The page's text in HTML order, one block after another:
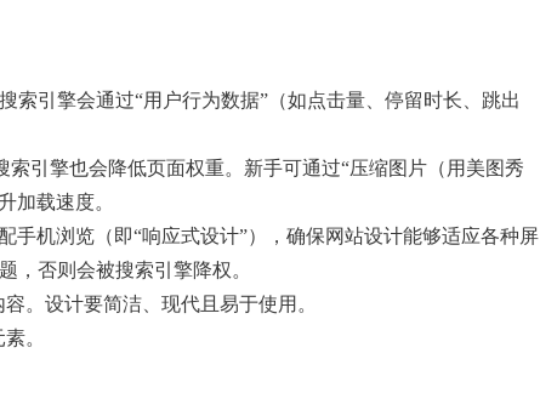
索引擎会通过“用户行为数据”（如点击量、停留时长、跳出
引擎也会降低页面权重。新手可通过“压缩图片（用美图秀
加载速度。
手机浏览（即“响应式设计”），确保网站设计能够适应各种屏
，否则会被搜索引擎降权。
。设计要简洁、现代且易于使用。
。